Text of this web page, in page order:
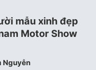
mẫu xinh đẹp
Motor Show
Nguyễn